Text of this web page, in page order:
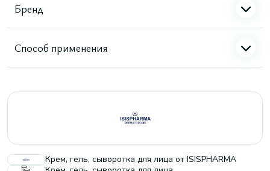
Бренд
Способ применения
Крем, гель, сыворотка для лица от ISISPHARMA